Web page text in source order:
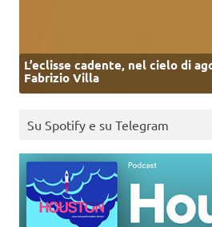
L’eclisse cadente, nel cielo di
Fabrizio Villa
Su Spotify e su Telegram